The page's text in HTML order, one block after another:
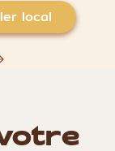
local
votre